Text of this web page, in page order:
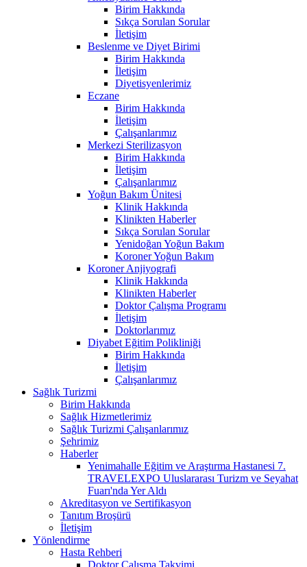
Birim Hakkında
Sıkça Sorulan Sorular
İletişim
Beslenme ve Diyet Birimi
Birim Hakkında
İletişim
Diyetisyenlerimiz
Eczane
Birim Hakkında
İletişim
Çalışanlarımız
Merkezi Sterilizasyon
Birim Hakkında
İletişim
Çalışanlarımız
Yoğun Bakım Ünitesi
Klinik Hakkında
Klinikten Haberler
Sıkça Sorulan Sorular
Yenidoğan Yoğun Bakım
Koroner Yoğun Bakım
Koroner Anjiyografi
Klinik Hakkında
Klinikten Haberler
Doktor Çalışma Programı
İletişim
Doktorlarımız
Diyabet Eğitim Polikliniği
Birim Hakkında
İletişim
Çalışanlarımız
Sağlık Turizmi
Birim Hakkında
Sağlık Hizmetlerimiz
Sağlık Turizmi Çalışanlarımız
Şehrimiz
Haberler
Yenimahalle Eğitim ve Araştırma Hastanesi 7.
TRAVELEXPO Uluslararası Turizm ve Seyahat
Fuarı'nda Yer Aldı
Akreditasyon ve Sertifikasyon
Tanıtım Broşürü
İletişim
Yönlendirme
Hasta Rehberi
Doktor Çalışma Takvimi